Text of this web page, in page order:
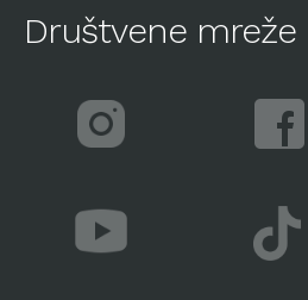
Društvene mreže